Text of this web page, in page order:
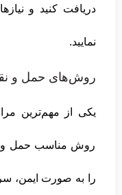
دریافت کنید و
نمایید.
روش‌های حمل و نقل
یکی از مهم‌ترین
روش مناسب حمل و
را به صورت ایمن،